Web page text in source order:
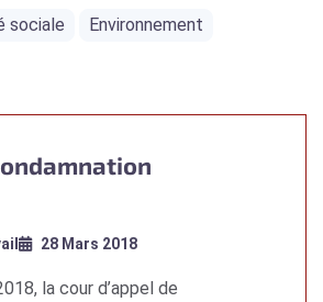
sociale
Environnement
28 Mars 2018
la cour d’appel de